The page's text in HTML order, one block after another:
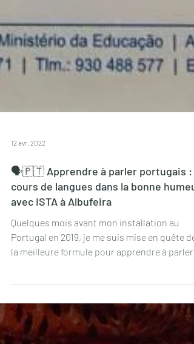
12 avr. 2022
🗣🇵🇹 Apprendre à parler portugais :
cours de langues dans la bonne humeur
avec ISTA à Albufeira
Quelques mois avant mon installation au
la meilleure formule pour apprendre à parler
le...